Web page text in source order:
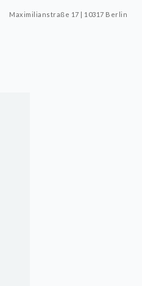
Maximilianstraße 17 | 10317 Berlin